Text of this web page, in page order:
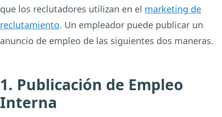
que los reclutadores utilizan en el marketing de
reclutamiento. Un empleador puede publicar un
anuncio de empleo de las siguientes dos maneras.
1. Publicación de Empleo
Interna